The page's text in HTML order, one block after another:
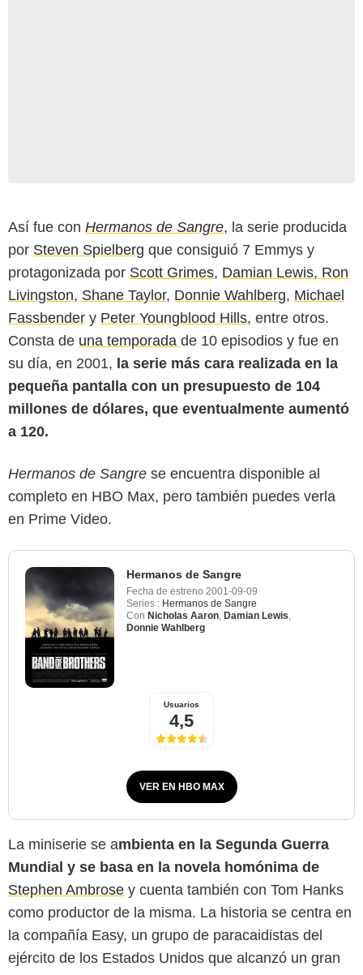
Así fue con Hermanos de Sangre, la serie producida
por Steven Spielberg que consiguió 7 Emmys y
protagonizada por Scott Grimes, Damian Lewis, Ron
Livingston, Shane Taylor, Donnie Wahlberg, Michael
Fassbender y Peter Youngblood Hills, entre otros.
Consta de una temporada de 10 episodios y fue en
su día, en 2001, la serie más cara realizada en la
pequeña pantalla con un presupuesto de 104
millones de dólares, que eventualmente aumentó
a 120.
Hermanos de Sangre se encuentra disponible al
completo en HBO Max, pero también puedes verla
en Prime Video.
Hermanos de Sangre
Fecha de estreno 2001-09-09
Series : Hermanos de Sangre
Con Nicholas Aaron Damian Lewis
Donnie Wahlberg
Usuarios
4,5
VER EN HBO MAX
La miniserie se ambienta en la Segunda Guerra
Mundial y se basa en la novela homónima de
Stephen Ambrose y cuenta también con Tom Hanks
como productor de la misma. La historia se centra en
la compañía Easy, un grupo de paracaidistas del
ejército de los Estados Unidos que alcanzó un gran